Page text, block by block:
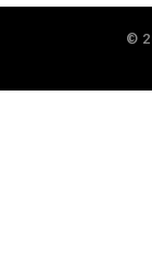
©